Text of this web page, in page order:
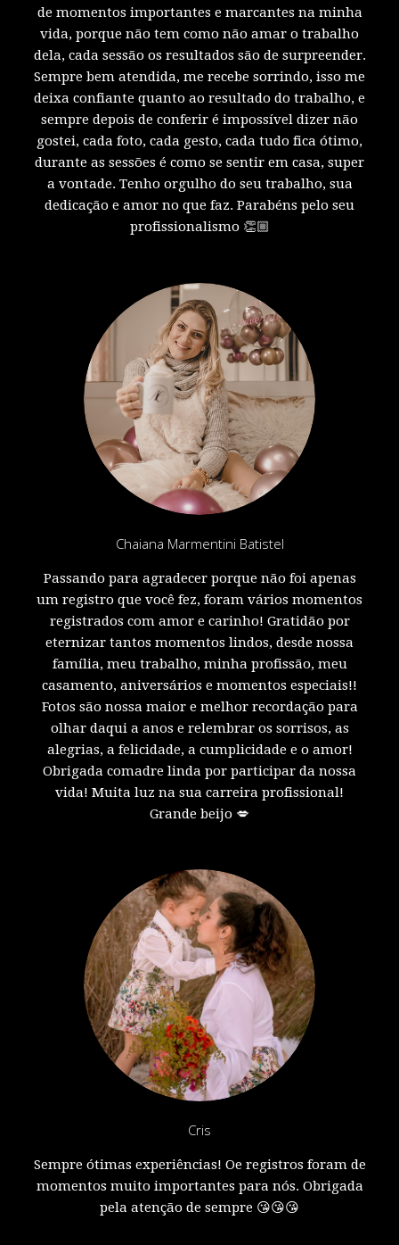
de momentos importantes e marcantes na minha
vida, porque não tem como não amar o trabalho
dela, cada sessão os resultados são de surpreender.
Sempre bem atendida, me recebe sorrindo, isso me
deixa confiante quanto ao resultado do trabalho, e
sempre depois de conferir é impossível dizer não
gostei, cada foto, cada gesto, cada tudo fica ótimo,
durante as sessões é como se sentir em casa, super
a vontade. Tenho orgulho do seu trabalho, sua
dedicação e amor no que faz. Parabéns pelo seu
profissionalismo 👏🏼
Chaiana Marmentini Batistel
Passando para agradecer porque não foi apenas
um registro que você fez, foram vários momentos
registrados com amor e carinho! Gratidão por
eternizar tantos momentos lindos, desde nossa
família, meu trabalho, minha profissão, meu
casamento, aniversários e momentos especiais!!
Fotos são nossa maior e melhor recordação para
olhar daqui a anos e relembrar os sorrisos, as
alegrias, a felicidade, a cumplicidade e o amor!
Obrigada comadre linda por participar da nossa
vida! Muita luz na sua carreira profissional!
Grande beijo 💋
Cris
Sempre ótimas experiências! Oe registros foram de
momentos muito importantes para nós. Obrigada
pela atenção de sempre 😘😘😘